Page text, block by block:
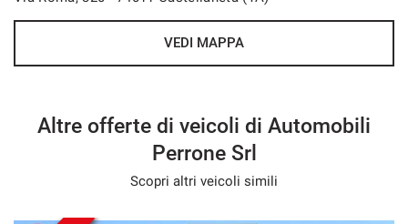
VEDI MAPPA
Altre offerte di veicoli di Automobili
Perrone Srl
Scopri altri veicoli simili